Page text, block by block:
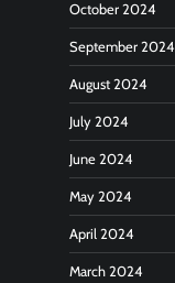
October 2024
September 2024
August 2024
July 2024
June 2024
May 2024
April 2024
March 2024